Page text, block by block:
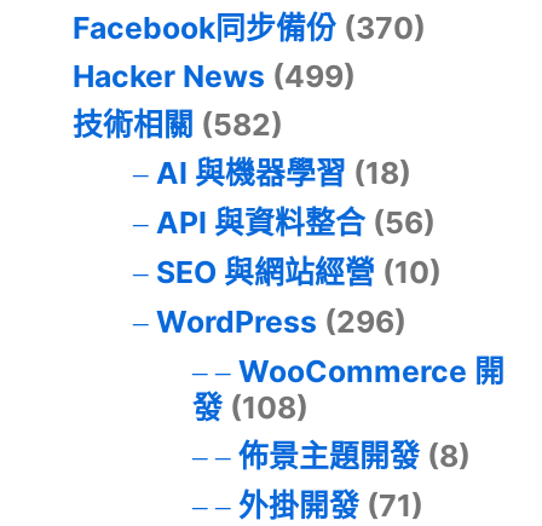
Facebook同步備份 (370)
Hacker News (499)
技術相關 (582)
AI 與機器學習 (18)
API 與資料整合(56)
SEO 與網站經營 (10)
WordPress (296)
WooCommerce 開
發(108)
佈景主題開發(8)
外掛開發(71)